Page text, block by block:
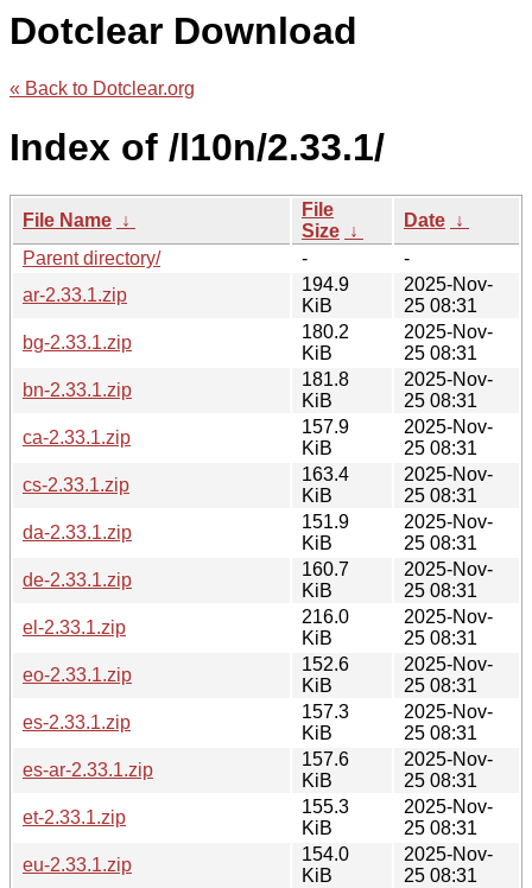
Dotclear Download
« Back to Dotclear.org
Index of /l10n/2.33.1/
File Name ↓
File
Size ↓
Date ↓
Parent directory/
-
-
ar-2.33.1.zip
194.9
KiB
2025-Nov-
25 08:31
bg-2.33.1.zip
180.2
KiB
2025-Nov-
25 08:31
bn-2.33.1.zip
181.8
KiB
2025-Nov-
25 08:31
ca-2.33.1.zip
157.9
KiB
2025-Nov-
25 08:31
cs-2.33.1.zip
163.4
KiB
2025-Nov-
25 08:31
da-2.33.1.zip
151.9
KiB
2025-Nov-
25 08:31
de-2.33.1.zip
160.7
KiB
2025-Nov-
25 08:31
el-2.33.1.zip
216.0
KiB
2025-Nov-
25 08:31
eo-2.33.1.zip
152.6
KiB
2025-Nov-
25 08:31
es-2.33.1.zip
157.3
KiB
2025-Nov-
25 08:31
es-ar-2.33.1.zip
157.6
KiB
2025-Nov-
25 08:31
et-2.33.1.zip
155.3
KiB
2025-Nov-
25 08:31
eu-2.33.1.zip
154.0
KiB
2025-Nov-
25 08:31